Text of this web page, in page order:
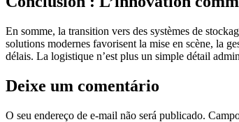
En somme, la transition vers des systèmes de
solutions modernes favorisent la mise en scène, la
délais. La logistique n’est plus un simple détail
Deixe um comentário
O seu endereço de e-mail não será publicado.